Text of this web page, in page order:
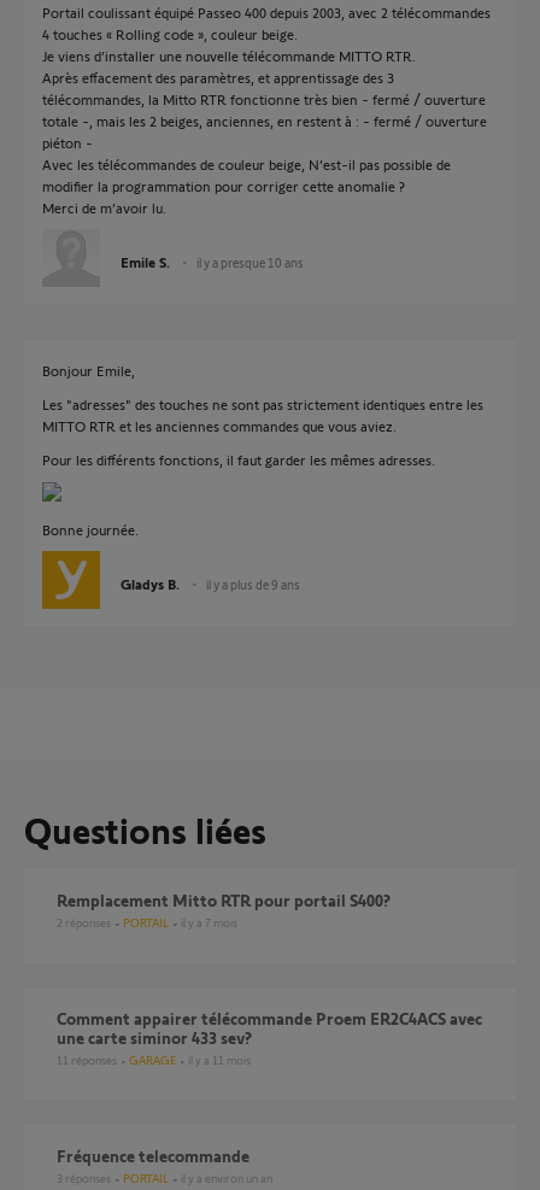
Portail coulissant équipé Passeo 400 depuis 2003, avec 2 télécommandes
4 touches « Rolling code », couleur beige.
Je viens d’installer une nouvelle télécommande MITTO RTR.
Après effacement des paramètres, et apprentissage des 3
télécommandes, la Mitto RTR fonctionne très bien - fermé / ouverture
totale -, mais les 2 beiges, anciennes, en restent à : - fermé / ouverture
piéton -
Avec les télécommandes de couleur beige, N’est-il pas possible de
modifier la programmation pour corriger cette anomalie ?
Merci de m’avoir lu.
Emile S. il y a presque 10 ans
Bonjour Emile,
Les "adresses" des touches ne sont pas strictement identiques entre les
MITTO RTR et les anciennes commandes que vous aviez.
Pour les différents fonctions, il faut garder les mêmes adresses.
Bonne journée.
Gladys B. il y a plus de 9 ans
Questions liées
remplacement Mitto RTR pour portail S400?
2 réponses PORTAIL il y a 7 mois
comment appairer télécommande Proem ER2C4ACS avec
une carte siminor 433 sev?
11 réponses GARAGE il y a 11 mois
Fréquence telecommande
3 réponses PORTAIL il y a environ un an